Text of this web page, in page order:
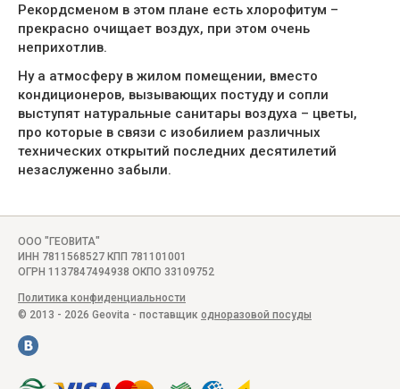
Рекордсменом в этом плане есть хлорофитум –
прекрасно очищает воздух, при этом очень
неприхотлив.
Ну а атмосферу в жилом помещении, вместо
кондиционеров, вызывающих постуду и сопли
выступят натуральные санитары воздуха – цветы,
про которые в связи с изобилием различных
технических открытий последних десятилетий
незаслуженно забыли.
ООО "ГЕОВИТА"
ИНН 7811568527 КПП 781101001
ОГРН 1137847494938 ОКПО 33109752
Политика конфиденциальности
© 2013 - 2026 Geovita - поставщик одноразовой посуды